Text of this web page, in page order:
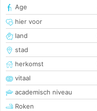
Age
hier voor
land
stad
herkomst
vitaal
academisch niveau
Roken